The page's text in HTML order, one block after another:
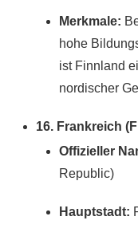
Merkmale:
hohe
ist Finnland
nordischer
16. Frankreich
Offizieller
Republic)
Hauptstadt: